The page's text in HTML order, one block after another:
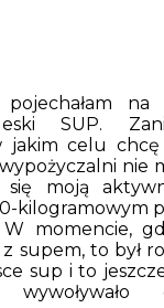
na
SUP.
jakim celu
nie
się moją
kilogramowym
momencie,
supem, to był
sup i to